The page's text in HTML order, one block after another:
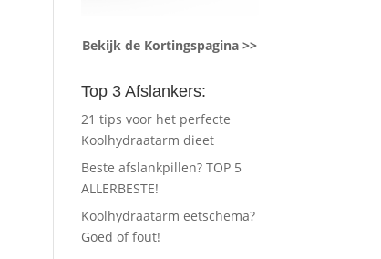
Bekijk de Kortingspagina >>
Top 3 Afslankers:
21 tips voor het perfecte
Koolhydraatarm dieet
Beste afslankpillen? TOP 5
ALLERBESTE!
Koolhydraatarm eetschema?
Goed of fout!